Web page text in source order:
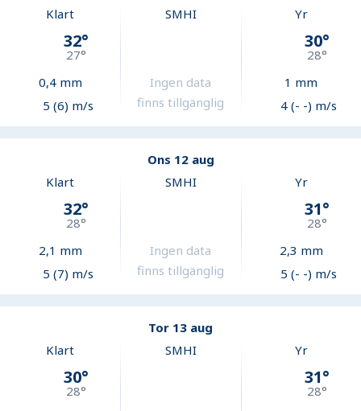
Klart
32°
27°
0,4mm
5 (6) m/s
SMHI
Ingen data
finns tillgänglig
Yr
30°
28°
1 mm
4 (- -) m/s
Ons 12 aug
Klart
32°
28°
2,1 mm
5 (7) m/s
SMHI
Ingen data
finns tillgänglig
Yr
31°
28°
2,3 mm
5 (- -) m/s
Tor 13 aug
Klart
30°
28°
SMHI Yr
31°
28°